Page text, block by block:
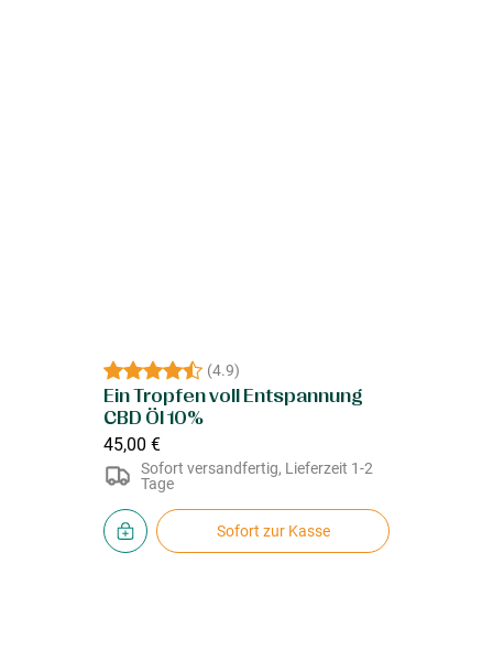
(4.9)
Ein Tropfen voll Entspannung
CBD Öl 10%
45,00 €
Sofort versandfertig, Lieferzeit 1-2
Tage
Sofort zur Kasse